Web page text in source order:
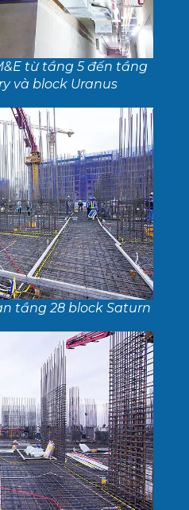
từ tầng 5 đến tầng
và block Uranus
tầng 28 block Saturn